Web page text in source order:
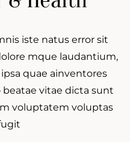
iste natus error sit
mque laudantium,
quae ainventores
vitae dicta sunt
voluptatem voluptas